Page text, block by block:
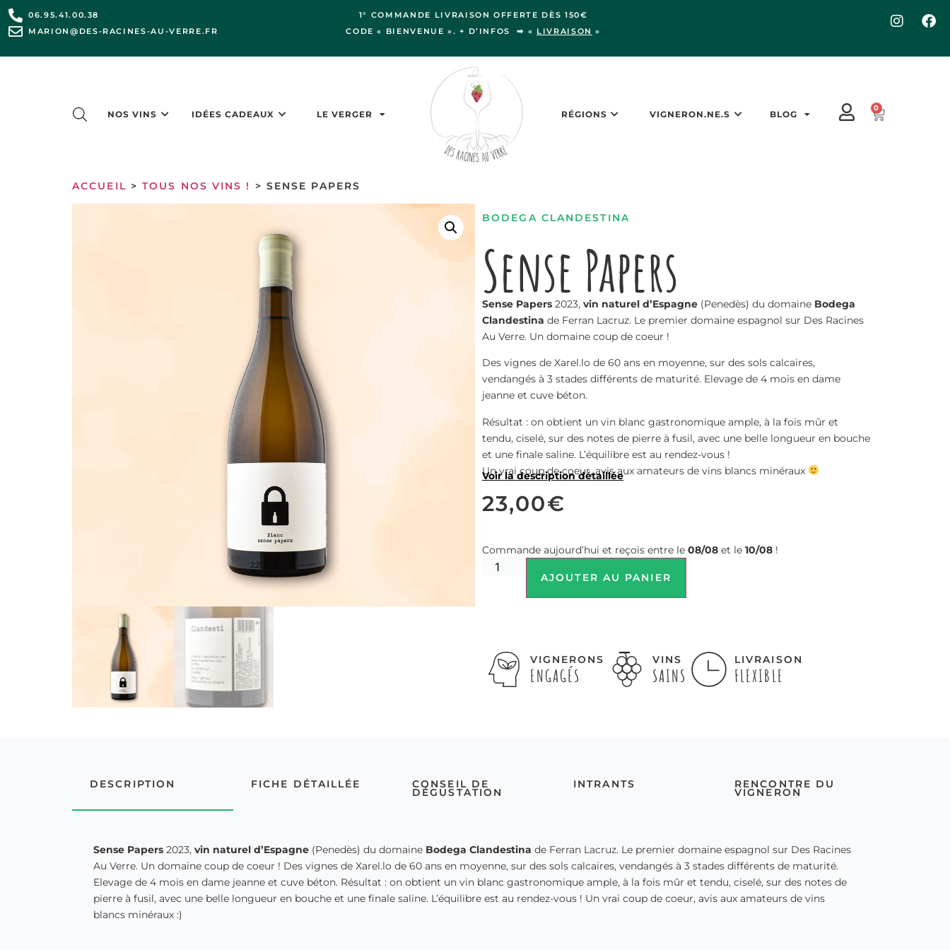
06.95.41.00.38
MARION@DES-RACINES-AU-VERRE.FR
1° COMMANDE LIVRAISON OFFERTE DÈS 150€
CODE « BIENVENUE ». + D’INFOS ➡ « LIVRAISON »
NOS VINS IDÉES CADEAUX LE VERGER RÉGIONS VIGNERON.NE.S BLOG
0
ACCUEIL >TOUS NOS VINS ! > SENSE PAPERS
BODEGA CLANDESTINA
Sense Papers
Sense Papers 2023, vin naturel d’Espagne (Penedès) du domaine Bodega
Clandestina de Ferran Lacruz. Le premier domaine espagnol sur Des Racines
Au Verre. Un domaine coup de coeur !
Des vignes de Xarel.lo de 60 ans en moyenne, sur des sols calcaires,
vendangés à 3 stades différents de maturité. Elevage de 4 mois en dame
jeanne et cuve béton.
Résultat : on obtient un vin blanc gastronomique ample, à la fois mûr et
tendu, ciselé, sur des notes de pierre à fusil, avec une belle longueur en bouche
et une finale saline. L’équilibre est au rendez-vous !
Un vrai coup de coeur, avis aux amateurs de vins blancs minéraux
Voir la description détaillée
23,00€
Commande aujourd’hui et reçois entre le 08/08 et le 10/08 !
AJOUTER AU PANIER
VIGNERONS
ENGAGÉS
VINS
SAINS
LIVRAISON
FLEXIBLE
DESCRIPTION FICHE DÉTAILLÉE CONSEIL DE
DÉGUSTATION
INTRANTS RENCONTRE DU
VIGNERON
Sense Papers 2023, vin naturel d’Espagne (Penedès) du domaine Bodega Clandestina de Ferran Lacruz. Le premier domaine espagnol sur Des Racines
Au Verre. Un domaine coup de coeur ! Des vignes de Xarel.lo de 60 ans en moyenne, sur des sols calcaires, vendangés à 3 stades différents de maturité.
Elevage de 4 mois en dame jeanne et cuve béton. Résultat : on obtient un vin blanc gastronomique ample, à la fois mûr et tendu, ciselé, sur des notes de
pierre à fusil, avec une belle longueur en bouche et une finale saline. L’équilibre est au rendez-vous ! Un vrai coup de coeur, avis aux amateurs de vins
blancs minéraux :)